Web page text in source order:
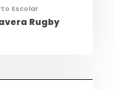
Escolar
Rugby